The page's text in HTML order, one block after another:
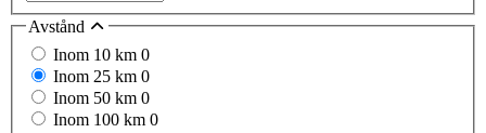
Avstånd
Inom 10 km 0
Inom 25 km 0
Inom 50 km 0
Inom 100 km 0